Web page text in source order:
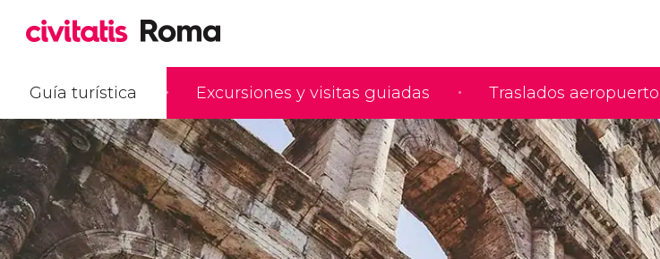
Guía turística Excursiones y visitas guiadas Traslados aeropuerto